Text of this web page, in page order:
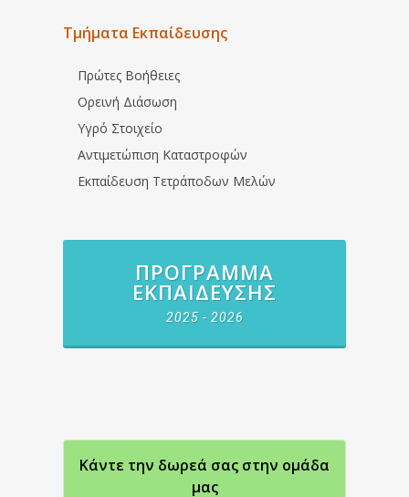
Τμήματα Εκπαίδευσης
Πρώτες Βοήθειες
Ορεινή Διάσωση
Υγρό Στοιχείο
Αντιμετώπιση Καταστροφών
Εκπαίδευση Τετράποδων Μελών
ΠΡΌΓΡΑΜΜΑ
ΕΚΠΑΊΔΕΥΣΗΣ
2025 - 2026
Κάντε την δωρεά σας στην oμάδα
μας